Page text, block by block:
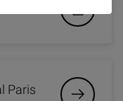
Paris